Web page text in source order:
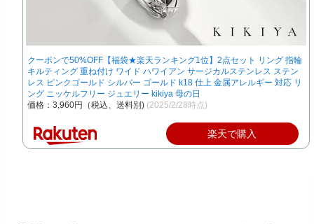
クーポンで50%OFF【福袋★楽天ランキング1位】2点セット リング 指輪
キルティング 重ね付け ワイド ハワイアン サージカルステンレス ステン
レス ピンクゴールド シルバー ゴールド k18 仕上 金属アレルギー 対応 リ
ング ニッケルフリー ジュエリー kikiya 母の日
価格：3,960円（税込、送料別) (2025/2/28時点)
楽天で購入